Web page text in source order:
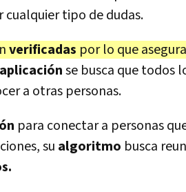
cualquier tipo de dudas.
verificadas por lo que
aplicaciónse busca que todos
a otras personas.
para conectar a personas
su algoritmo busca